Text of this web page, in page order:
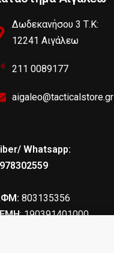
Δωδεκανήσου 3 Τ.Κ:
12241 Αιγάλεω
211 0089177
aigaleo@tacticalstore.gr
Whatsapp:
803135356
: 190391401000